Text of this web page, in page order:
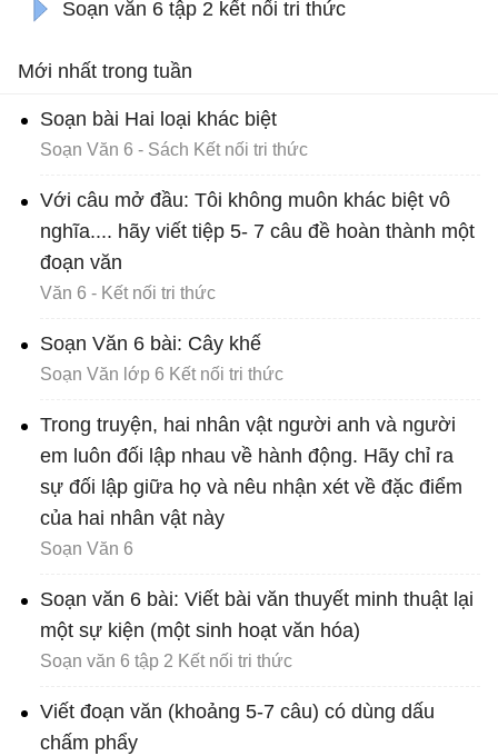
Soạn văn 6 tập 2 kết nối tri thức
Mới nhất trong tuần
Soạn bài Hai loại khác biệt
Soạn Văn 6 - Sách Kết nối tri thức
Với câu mở đầu: Tôi không muôn khác biệt vô
nghĩa.... hãy viết tiệp 5- 7 câu đề hoàn thành một
đoạn văn
Văn 6 - Kết nối tri thức
Soạn Văn 6 bài: Cây khế
Soạn Văn lớp 6 Kết nối tri thức
Trong truyện, hai nhân vật người anh và người
em luôn đối lập nhau về hành động. Hãy chỉ ra
sự đối lập giữa họ và nêu nhận xét về đặc điểm
của hai nhân vật này
Soạn Văn 6
Soạn văn 6 bài: Viết bài văn thuyết minh thuật lại
một sự kiện (một sinh hoạt văn hóa)
Soạn văn 6 tập 2 Kết nối tri thức
Viết đoạn văn (khoảng 5-7 câu) có dùng dấu
chấm phẩy